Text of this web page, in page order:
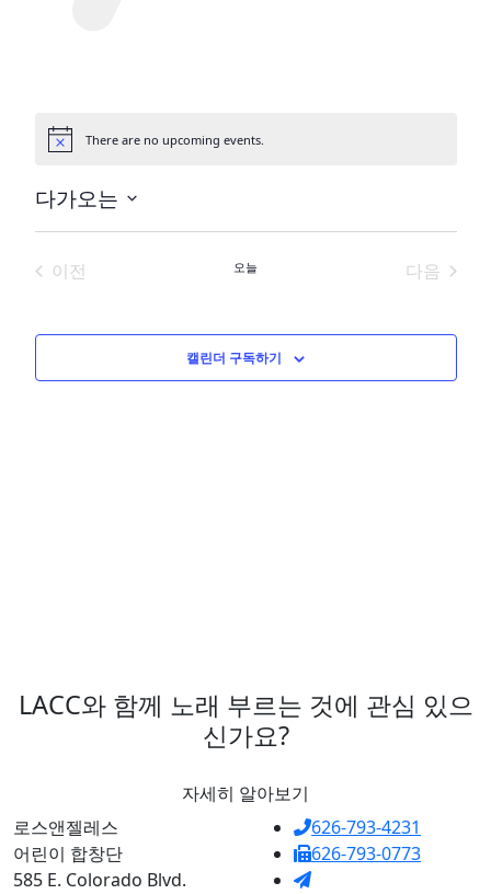
공
항
There are no upcoming events.
다가오는
날
를
택
세
이전
오늘
다음
캘린더 구독하기
LACC와 함께 노래 부르는 것에 관심 있으
신가요?
자세히 알아보기
로스앤젤레스
어린이 합창단
585 E. Colorado Blvd.
626-793-4231
626-793-0773